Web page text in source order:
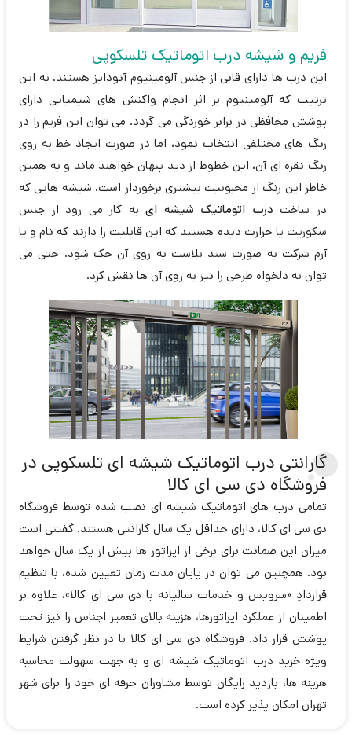
فریم و شیشه درب اتوماتیک تلسکوپی
این درب ها دارای قابی از جنس آلومینیوم آنودایز هستند. به این
ترتیب که آلومینیوم بر اثر انجام واکنش های شیمیایی دارای
پوشش محافظی در برابر خوردگی می گردد. می توان این فریم را در
رنگ های مختلفی انتخاب نمود، اما در صورت ایجاد خط به روی
رنگ نقره ای آن، این خطوط از دید پنهان خواهند ماند و به همین
خاطر این رنگ از محبوبیت بیشتری برخوردار است. شیشه هایی که
در ساخت درب اتوماتیک شیشه ایبه کار می رود از جنس
سکوریت یا حرارت دیده هستند که این قابلیت را دارند که نام و یا
آرم شرکت به صورت سند بلاست به روی آن حک شود. حتی می
توان به دلخواه طرحی را نیز به روی آن ها نقش کرد.
گارانتی درب اتوماتیک شیشه ای تلسکوپی در
فروشگاه دی سی ای کالا
تمامی درب های اتوماتیک شیشه ای نصب شده توسط فروشگاه
دی سی ای کالا، دارای حداقل یک سال گارانتی هستند. گفتنی است
میزان این ضمانت برای برخی از اپراتور ها بیش از یک سال خواهد
بود. همچنین می توان در پایان مدت زمان تعیین شده، با تنظیم
قراردادِ «سرویس و خدمات سالیانه با دی سی ای کالا»، علاوه بر
اطمینان از عملکرد اپراتورها، هزینه بالای تعمیر اجناس را نیز تحت
پوشش قرار داد. فروشگاه دی سی ای کالا با در نظر گرفتن شرایط
ویژه خرید درب اتوماتیک شیشه ای و به جهت سهولت محاسبه
هزینه ها، بازدید رایگان توسط مشاوران حرفه ای خود را برای شهر
تهران امکان پذیر کرده است.